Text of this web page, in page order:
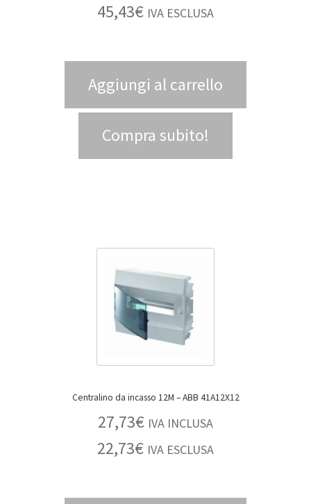
45,43€ IVA ESCLUSA
Aggiungi al carrello
Compra subito!
Centralino da incasso 12M – ABB 41A12X12
27,73€ IVA INCLUSA
22,73€ IVA ESCLUSA